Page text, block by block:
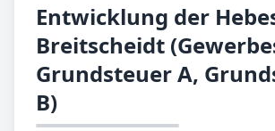
Entwicklung der
Breitscheidt
Grundsteuer A,
B)